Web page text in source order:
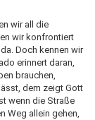
wir all die
wir konfrontiert
Doch kennen wir
erinnert daran,
brauchen,
dem zeigt Gott
wenn die Straße
Weg allein gehen,